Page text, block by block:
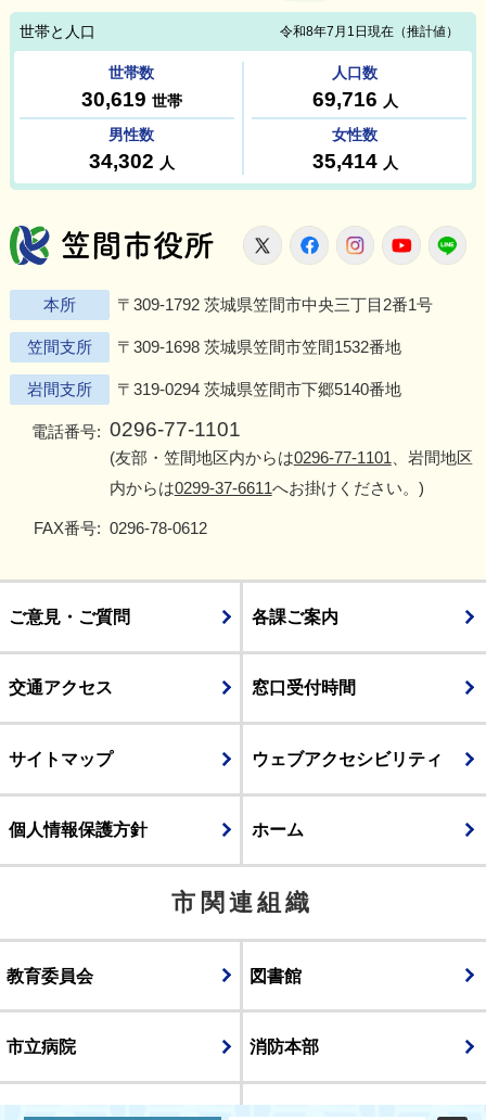
笠間市役所
X FacebookInstagram
本所 〒309-1792 茨城県笠間市中央三丁目2番1号
笠間支所 〒309-1698 茨城県笠間市笠間1532番地
岩間支所 〒319-0294 茨城県笠間市下郷5140番地
電話番号: 0296-77-1101
(友部・笠間地区内からは0296-77-1101 、岩間地区
内からは0299-37-6611へお掛けください。)
FAX番号: 0296-78-0612
ご意見・ご質問 各課ご案内
交通アクセス 窓口受付時間
サイトマップ ウェブアクセシビリティ
個人情報保護方針 ホーム
市関連組織
教育委員会 図書館
市立病院 消防本部